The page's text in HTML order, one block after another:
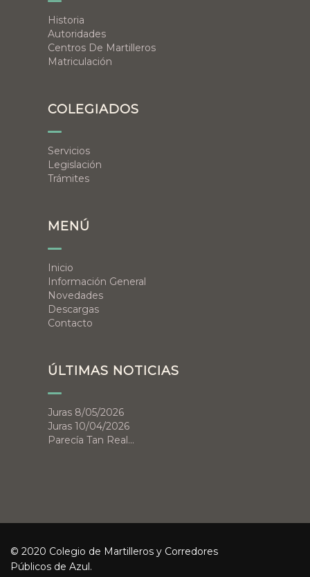
Historia
Autoridades
Centros De Martilleros
Matriculación
COLEGIADOS
Servicios
Legislación
Trámites
MENÚ
Inicio
Información General
Novedades
Descargas
Contacto
ÚLTIMAS NOTICIAS
Juras 8/05/2026
Juras 10/04/2026
Parecía Tan Real…
© 2020 Colegio de Martilleros y Corredores
Públicos de Azul.